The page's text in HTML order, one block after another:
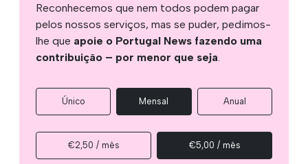
Reconhecemos que nem todos podem pagar
pelos nossos serviços, mas se puder, pedimos-
lhe que apoie o Portugal News fazendo uma
contribuição – por menor que seja.
Único Mensal Anual
€2,50 / mês €5,00 / mês